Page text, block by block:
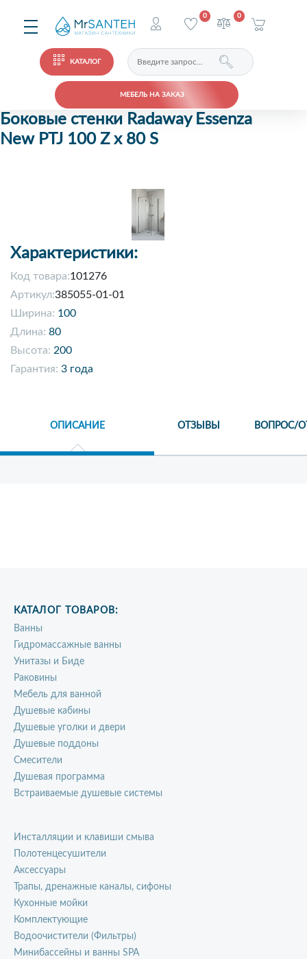
КАТАЛОГ
МЕБЕЛЬ НА ЗАКАЗ
0 0
Боковые стенки Radaway Essenza
New PTJ 100 Z x 80 S
Характеристики:
Код товара:101276
Артикул:385055-01-01
Ширина: 100
Длина: 80
Высота: 200
Гарантия: 3 года
ОПИСАНИЕ ОТЗЫВЫ ВОПРОС/
КАТАЛОГ ТОВАРОВ:
Ванны
Гидромассажные ванны
Унитазы и Биде
Раковины
Мебель для ванной
Душевые кабины
Душевые уголки и двери
Душевые поддоны
Смесители
Душевая программа
Встраиваемые душевые системы
Инсталляции и клавиши смыва
Полотенцесушители
Аксессуары
Трапы, дренажные каналы, сифоны
Кухонные мойки
Комплектующие
Водоочистители (Фильтры)
Минибассейны и ванны SPA